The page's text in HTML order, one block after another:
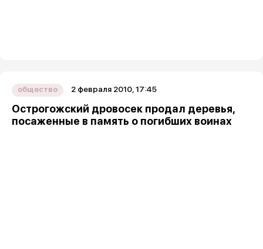
общество 2 февраля 2010, 17:45
Острогожский дровосек продал деревья,
посаженные в память о погибших воинах